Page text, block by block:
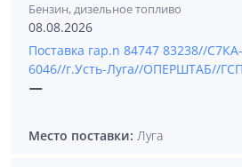
Бензин, дизельное топливо
08.08.2026
Поставка гар.n 84747 83238//
6046//г.Усть-Луга//ОПЕРШТАБ//
—
Место поставки: Луга